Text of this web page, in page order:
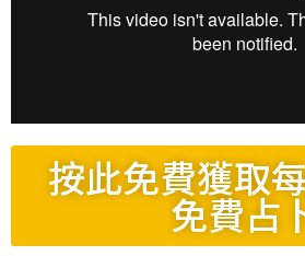
按此免費獲取
免費占